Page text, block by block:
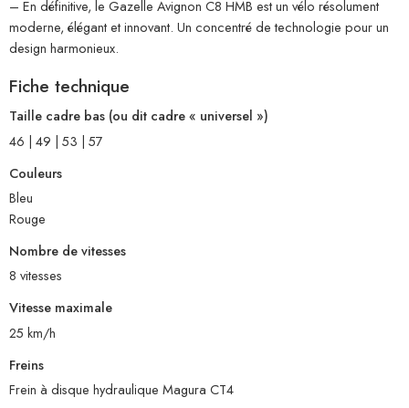
– En définitive, le Gazelle Avignon C8 HMB est un vélo résolument
moderne, élégant et innovant. Un concentré de technologie pour un
design harmonieux.
Fiche technique
Taille cadre bas (ou dit cadre « universel »)
46 | 49 | 53 | 57
Couleurs
Bleu
Rouge
Nombre de vitesses
8 vitesses
Vitesse maximale
25 km/h
Freins
Frein à disque hydraulique Magura CT4